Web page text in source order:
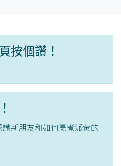
按個讚！
新朋友和如何烹煮派蒙的